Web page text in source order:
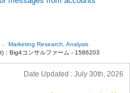
Marketing Research, Analysis
Big4コンサルファーム - 1586203
Date Updated : July 30th, 2026